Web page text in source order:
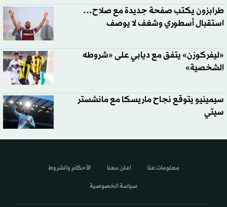
طرابزون يكتب صفحة جديدة مع صلاح…
استقبال أسطوري وشغف لا يوصف
«ليفركوزن» يتفق مع ديابي على «شروطه
الشخصية»
سيمينيو يتوقع نجاح ماريسكا مع مانشستر
سيتي
معلومات عنا اعلن معنا الأحكام والشروط
سياسة الخصوصية